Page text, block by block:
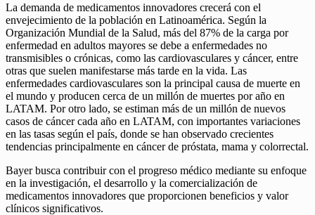
La demanda de medicamentos innovadores crecerá con el
envejecimiento de la población en Latinoamérica. Según la
Organización Mundial de la Salud, más del 87% de la carga por
enfermedad en adultos mayores se debe a enfermedades no
transmisibles o crónicas, como las cardiovasculares y cáncer, entre
otras que suelen manifestarse más tarde en la vida. Las
enfermedades cardiovasculares son la principal causa de muerte en
el mundo y producen cerca de un millón de muertes por año en
LATAM. Por otro lado, se estiman más de un millón de nuevos
casos de cáncer cada año en LATAM, con importantes variaciones
en las tasas según el país, donde se han observado crecientes
tendencias principalmente en cáncer de próstata, mama y colorrectal.
Bayer busca contribuir con el progreso médico mediante su enfoque
en la investigación, el desarrollo y la comercialización de
medicamentos innovadores que proporcionen beneficios y valor
clínicos significativos.